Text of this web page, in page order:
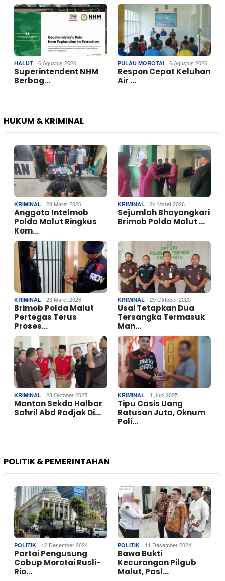
HALUT 6 Agustus 2026
Superintendent NHM
Berbag…
PULAU MOROTAI 6 Agustus 2026
Respon Cepat Keluhan
Air …
HUKUM & KRIMINAL
KRIMINAL 28 Maret 2026
Anggota Intelmob
Polda Malut Ringkus
Kom…
KRIMINAL 24 Maret 2026
Sejumlah Bhayangkari
Brimob Polda Malut …
KRIMINAL 23 Maret 2026
Brimob Polda Malut
Pertegas Terus
Proses…
KRIMINAL 29 Oktober 2025
Usai Tetapkan Dua
Tersangka Termasuk
Man…
KRIMINAL 28 Oktober 2025
Mantan Sekda Halbar
Sahril Abd Radjak Di…
KRIMINAL 1 Juni 2025
Tipu Casis Uang
Ratusan Juta, Oknum
Poli…
POLITIK & PEMERINTAHAN
POLITIK 12 Desember 2024
Partai Pengusung
Cabup Morotai Rusli-
Rio…
POLITIK 11 Desember 2024
Bawa Bukti
Kecurangan Pilgub
Malut, Pasl…